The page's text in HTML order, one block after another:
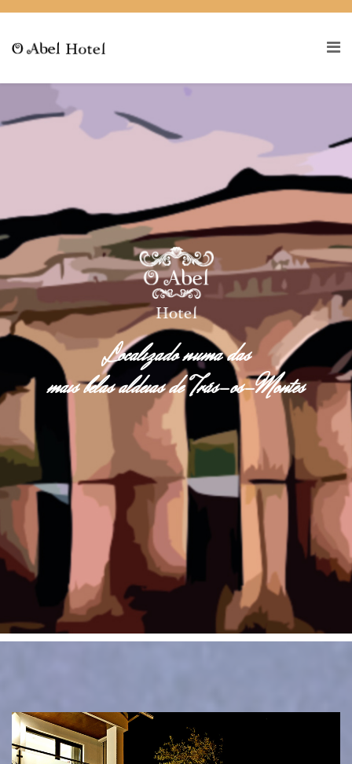
Localizado numa das
mais belas aldeias de Trás-os-Montes